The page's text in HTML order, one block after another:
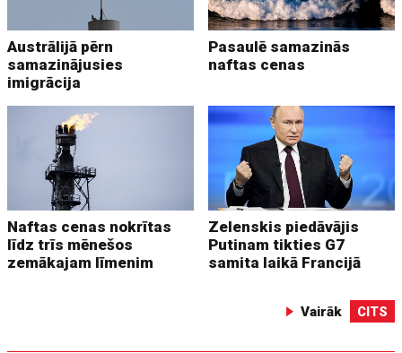
Austrālijā pērn
samazinājusies
imigrācija
Pasaulē samazinās
naftas cenas
Naftas cenas nokrītas
līdz trīs mēnešos
zemākajam līmenim
Zelenskis piedāvājis
Putinam tikties G7
samita laikā Francijā
Vairāk CITS